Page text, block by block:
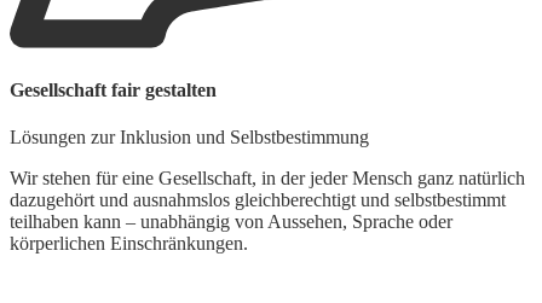
Gesellschaft fair gestalten
Lösungen zur Inklusion und Selbstbestimmung
Wir stehen für eine Gesellschaft, in der jeder Mensch ganz natürlich
dazugehört und ausnahmslos gleichberechtigt und selbstbestimmt
teilhaben kann – unabhängig von Aussehen, Sprache oder
körperlichen Einschränkungen.